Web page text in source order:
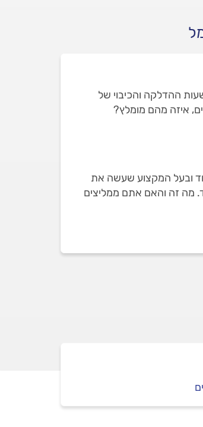
ההדלקה והכיבוי של
איזה מהם מומלץ?
ובעל המקצוע שעשה את
מה זה והאם אתם ממליצים